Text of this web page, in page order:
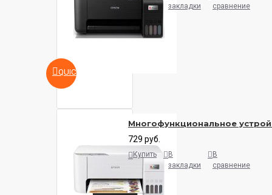
QUICKVIEW
закладки
сравнение
Многофункциональное
729 руб.
Купить
В
закладки
В
сравнение